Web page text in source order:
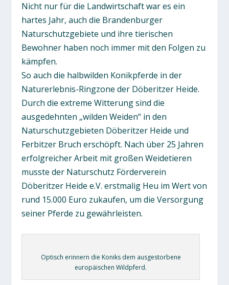
Nicht nur für die Landwirtschaft war es ein
hartes Jahr, auch die Brandenburger
Naturschutzgebiete und ihre tierischen
Bewohner haben noch immer mit den Folgen zu
kämpfen.
So auch die halbwilden Konikpferde in der
Naturerlebnis-Ringzone der Döberitzer Heide.
Durch die extreme Witterung sind die
ausgedehnten „wilden Weiden“ in den
Naturschutzgebieten Döberitzer Heide und
Ferbitzer Bruch erschöpft. Nach über 25 Jahren
erfolgreicher Arbeit mit großen Weidetieren
musste der Naturschutz Förderverein
Döberitzer Heide e.V. erstmalig Heu im Wert von
rund 15.000 Euro zukaufen, um die Versorgung
seiner Pferde zu gewährleisten.
Optisch erinnern die Koniks dem ausgestorbene
europäischen Wildpferd.